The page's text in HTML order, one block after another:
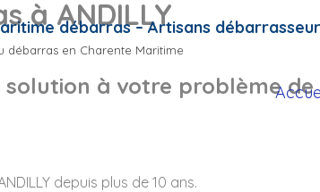
débarras – Artisans
débarras en Charente Maritime
à ANDILLY
solution à votre problème de
depuis plus de 10 ans.